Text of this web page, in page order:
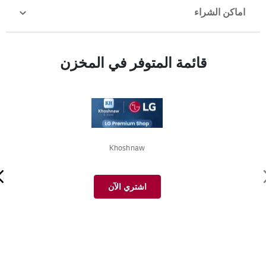
اماكن الشراء
قائمة المتوفر في المخزن
Khoshnaw
اشتري الآن